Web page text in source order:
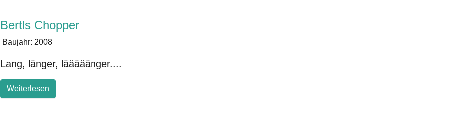
Bertls Chopper
Baujahr: 2008
Lang, länger, lääääänger....
Weiterlesen